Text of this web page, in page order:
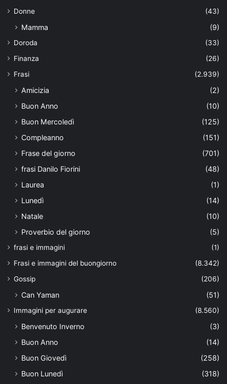
Donne
(43)
Mamma (9)
Doroda
(33)
Finanza
(26)
Frasi
(2.939)
Amicizia
(2)
Buon Anno
(10)
Buon Mercoledì
(125)
Compleanno
(151)
Frase del giorno
(701)
frasi Danilo Fiorini
(48)
Laurea
(1)
Lunedì
(14)
Natale
(10)
Proverbio del giorno
(5)
frasi e immagini
(1)
Frasi e immagini del buongiorno
(8.342)
Gossip
(206)
Can Yaman (51)
Immagini per augurare (8.560)
Benvenuto Inverno
(3)
Buon Anno
(14)
Buon Giovedì
(258)
Buon Lunedì
(318)